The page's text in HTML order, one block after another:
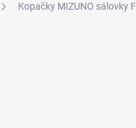
Kopačky MIZUNO sálovky